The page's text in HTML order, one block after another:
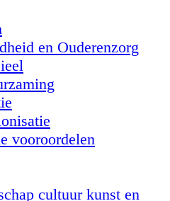
en Ouderenzorg
cultuur kunst en